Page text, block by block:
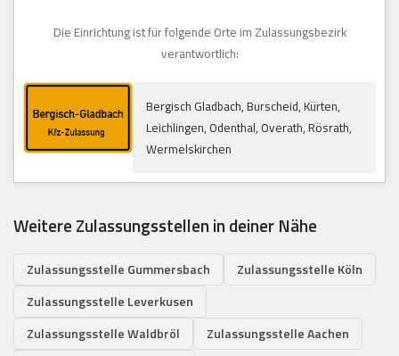
Die Einrichtung ist für folgende Orte im Zulassungsbezirk
verantwortlich:
Bergisch Gladbach, Burscheid, Kürten,
Leichlingen, Odenthal, Overath, Rösrath,
Wermelskirchen
Weitere Zulassungsstellen in deiner Nähe
Zulassungsstelle Gummersbach
Zulassungsstelle Köln
Zulassungsstelle Leverkusen
Zulassungsstelle Waldbröl
Zulassungsstelle Aachen